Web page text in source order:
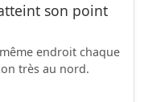
son point
endroit chaque
très au nord.